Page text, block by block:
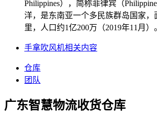
Philippines），简称菲律宾（
洋，是东南亚一个多民族群岛国家，
里，人口约1亿200万（2019年11月）
手拿吹风机相关内容
仓库
团队
广东智慧物流收货仓库